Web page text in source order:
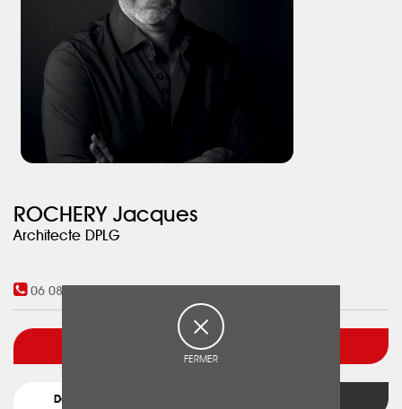
ROCHERY Jacques
Architecte DPLG
06 08 78 47 96
Voir l'architecte
Détail du projet
FERMER